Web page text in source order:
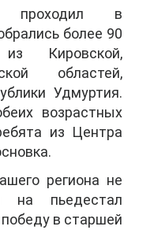
проходил в
более 90
Кировской,
областей,
Удмуртия.
возрастных
из Центра
региона не
на пьедестал
в старшей